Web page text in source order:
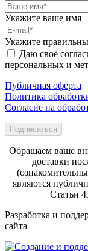
Укажите ваше имя
Укажите
Даю своё
персональных и
Публичная оферта
Политика
Согласие на
Подписаться
Обращаем ваше
доставки
являются
Статьи
Разработка и
сайта